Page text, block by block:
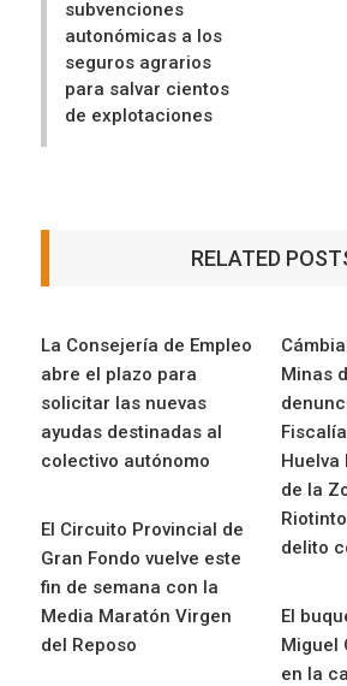
subvenciones
autonómicas a los
seguros agrarios
para salvar cientos
de explotaciones
RELATED
La Consejería de Empleo
abre el plazo para
solicitar las nuevas
ayudas destinadas al
colectivo autónomo
Minas
Huelva
de la
delito
El Circuito Provincial de
Gran Fondo vuelve este
fin de semana con la
Media Maratón Virgen
del Reposo
El
Miguel
en la